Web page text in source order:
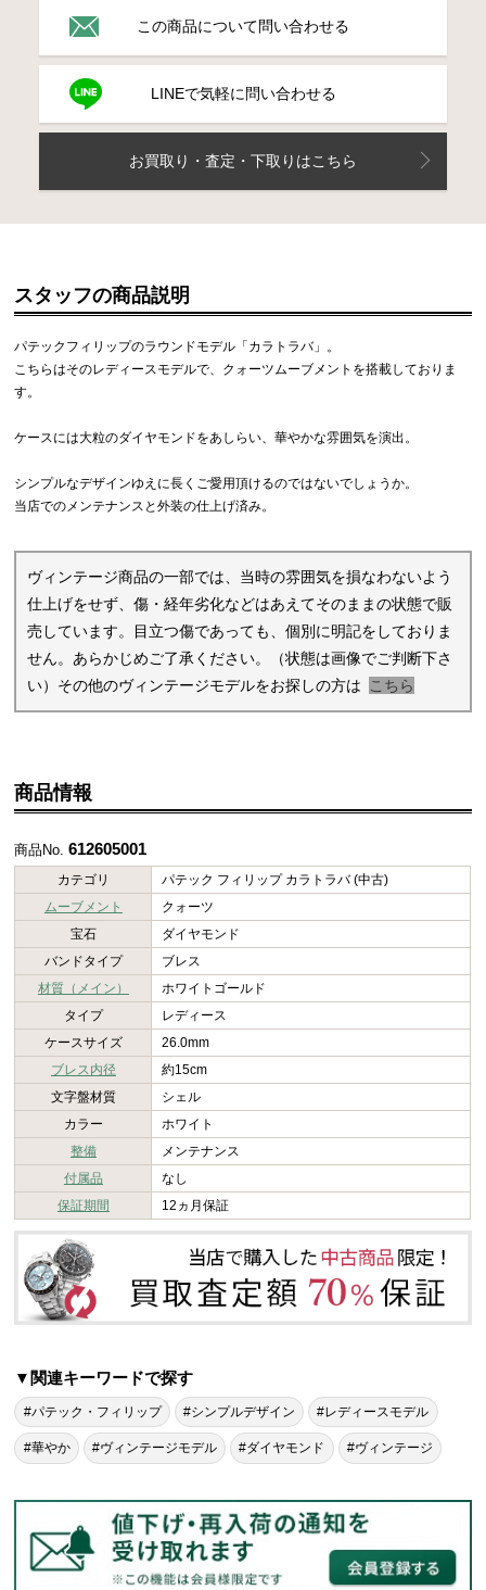
この商品について問い合わせる
LINEで気軽に問い合わせる
お買取り・査定・下取りはこちら
スタッフの商品説明
パテックフィリップのラウンドモデル「カラトラバ」。
こちらはそのレディースモデルで、クォーツムーブメントを搭載しておりま
す。
ケースには大粒のダイヤモンドをあしらい、華やかな雰囲気を演出。
シンプルなデザインゆえに長くご愛用頂けるのではないでしょうか。
当店でのメンテナンスと外装の仕上げ済み。
ヴィンテージ商品の一部では、当時の雰囲気を損なわないよう
仕上げをせず、傷・経年劣化などはあえてそのままの状態で販
売しています。目立つ傷であっても、個別に明記をしておりま
せん。あらかじめご了承ください。（状態は画像でご判断下さ
い）その他のヴィンテージモデルをお探しの方は
こちら
商品情報
商品No.612605001
カテゴリ
パテック フィリップ カラトラバ (中古)
ムーブメント
クォーツ
宝石
ダイヤモンド
バンドタイプ
ブレス
材質（メイン）
ホワイトゴールド
タイプ
レディース
ケースサイズ
26.0mm
ブレス内径
約15cm
文字盤材質
シェル
カラー
ホワイト
整備
メンテナンス
付属品
なし
保証期間
12ヵ月保証
▼関連キーワードで探す
#パテック・フィリップ #シンプルデザイン #レディースモデル
#華やか #ヴィンテージモデル #ダイヤモンド #ヴィンテージ